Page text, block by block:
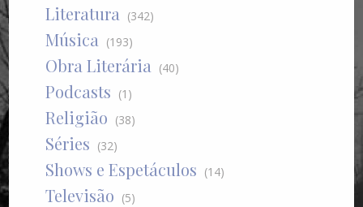
Literatura (342)
Música (193)
Obra Literária (40)
Podcasts (1)
Religião (38)
Séries (32)
Shows e Espetáculos (14)
Televisão (5)